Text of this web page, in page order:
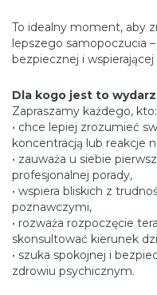
To idealny moment, aby
lepszego samopoczucia
bezpiecznej i
Dla kogo jest to
Zapraszamy każdego, kto:
• chce lepiej zrozumieć
koncentracją lub reakcje
• zauważa u siebie
profesjonalnej porady,
• wspiera bliskich z
poznawczymi,
• rozważa rozpoczęcie
skonsultować kierunek
• szuka spokojnej i
zdrowiu psychicznym.